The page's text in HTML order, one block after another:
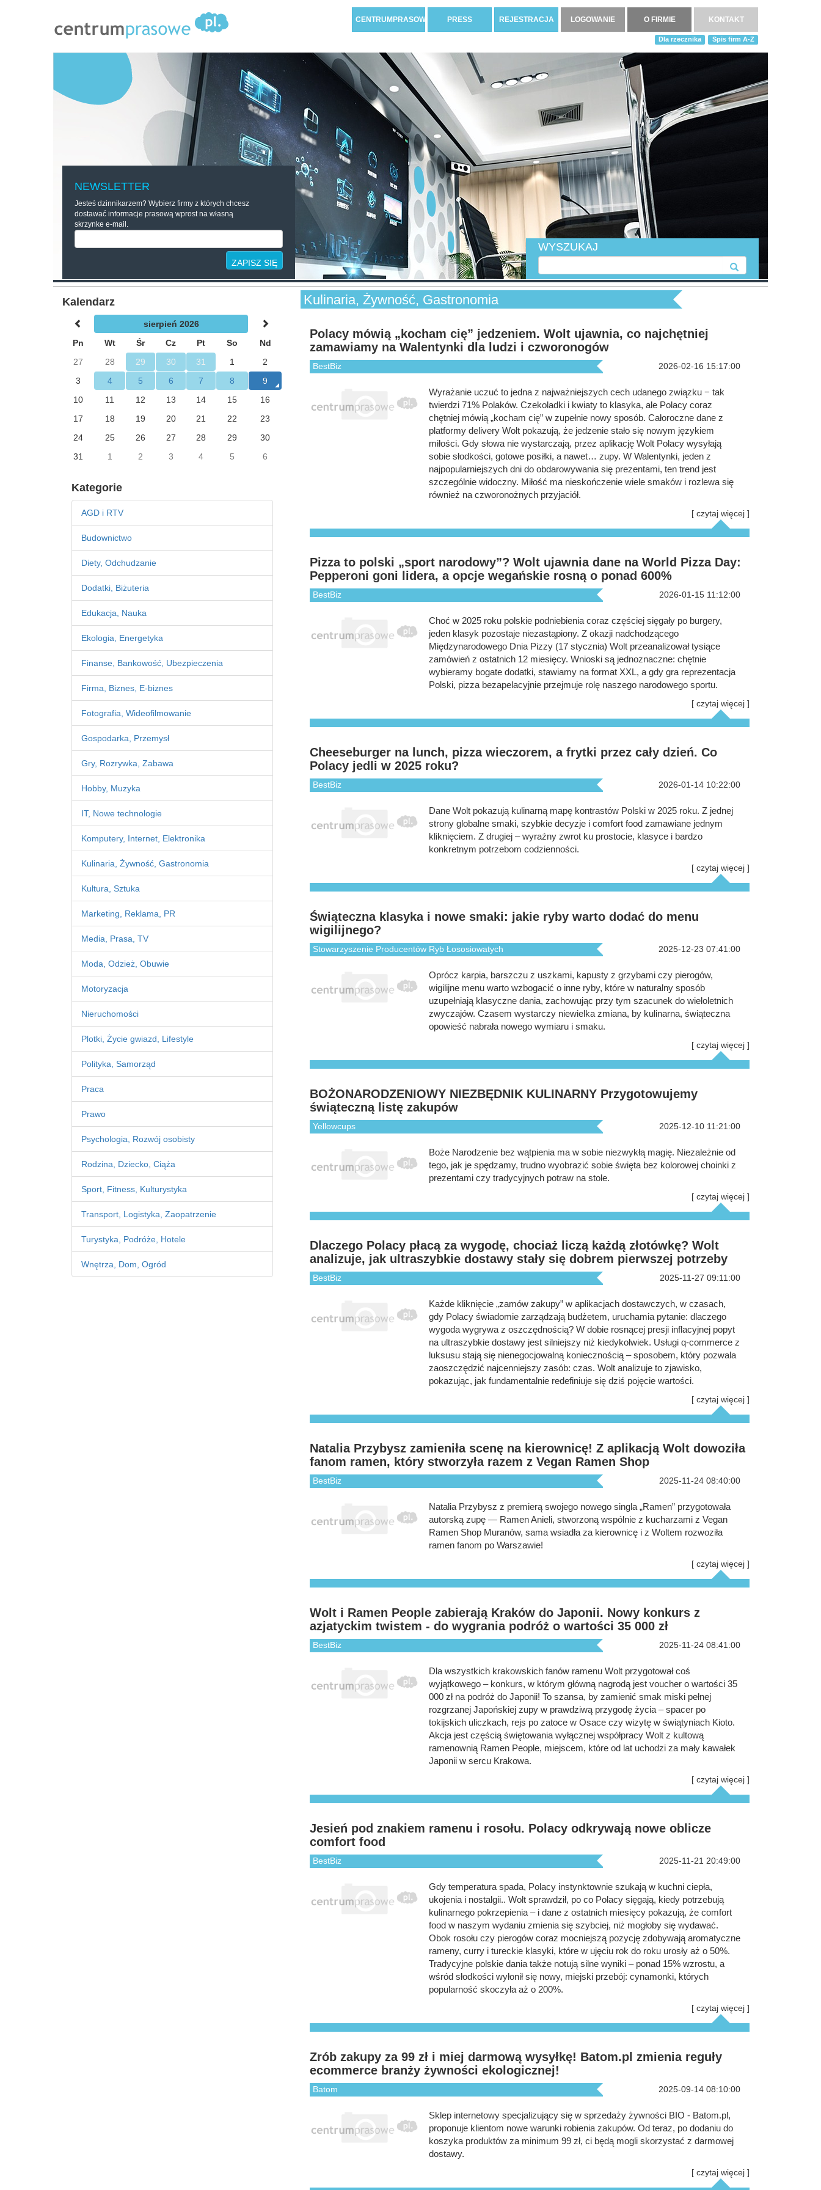
CENTRUMPRASOWE PRESS REJESTRACJA LOGOWANIE O FIRMIE KONTAKT
Spis firm A-Z
Dla rzecznika
NEWSLETTER
Jesteś dzinnikarzem? Wybierz firmy z których chcesz
dostawać informacje prasową wprost na własną
skrzynke e-mail.
ZAPISZ SIĘ
WYSZUKAJ
Kalendarz
sierpień 2026
Pn
Wt Śr Cz Pt So
Nd
27
28 29 30 31 1
2
3
4 5 6 7 8
9
10
11 12 13 14 15
16
17
18 19 20 21 22
23
24
25 26 27 28 29
30
31
1 2 3 4 5 6
Kategorie
AGD i RTV
Budownictwo
Diety, Odchudzanie
Dodatki, Biżuteria
Edukacja, Nauka
Ekologia, Energetyka
Finanse, Bankowość, Ubezpieczenia
Firma, Biznes, E-biznes
Fotografia, Wideofilmowanie
Gospodarka, Przemysł
Gry, Rozrywka, Zabawa
Hobby, Muzyka
IT, Nowe technologie
Komputery, Internet, Elektronika
Kulinaria, Żywność, Gastronomia
Kultura, Sztuka
Marketing, Reklama, PR
Media, Prasa, TV
Moda, Odzież, Obuwie
Motoryzacja
Nieruchomości
Plotki, Życie gwiazd, Lifestyle
Polityka, Samorząd
Praca
Prawo
Psychologia, Rozwój osobisty
Rodzina, Dziecko, Ciąża
Sport, Fitness, Kulturystyka
Transport, Logistyka, Zaopatrzenie
Turystyka, Podróże, Hotele
Wnętrza, Dom, Ogród
Kulinaria, Żywność, Gastronomia
Polacy mówią „kocham cię” jedzeniem. Wolt ujawnia, co najchętniej
zamawiamy na Walentynki dla ludzi i czworonogów
BestBiz 2026-02-16 15:17:00
Wyrażanie uczuć to jedna z najważniejszych cech udanego związku − tak
twierdzi 71% Polaków. Czekoladki i kwiaty to klasyka, ale Polacy coraz
chętniej mówią „kocham cię” w zupełnie nowy sposób. Całoroczne dane z
platformy delivery Wolt pokazują, że jedzenie stało się nowym językiem
miłości. Gdy słowa nie wystarczają, przez aplikację Wolt Polacy wysyłają
sobie słodkości, gotowe posiłki, a nawet… zupy. W Walentynki, jeden z
najpopularniejszych dni do obdarowywania się prezentami, ten trend jest
szczególnie widoczny. Miłość ma nieskończenie wiele smaków i rozlewa się
również na czworonożnych przyjaciół.
[ czytaj więcej ]
Pizza to polski „sport narodowy”? Wolt ujawnia dane na World Pizza Day:
Pepperoni goni lidera, a opcje wegańskie rosną o ponad 600%
BestBiz 2026-01-15 11:12:00
Choć w 2025 roku polskie podniebienia coraz częściej sięgały po burgery,
jeden klasyk pozostaje niezastąpiony. Z okazji nadchodzącego
Międzynarodowego Dnia Pizzy (17 stycznia) Wolt przeanalizował tysiące
zamówień z ostatnich 12 miesięcy. Wnioski są jednoznaczne: chętnie
wybieramy bogate dodatki, stawiamy na format XXL, a gdy gra reprezentacja
Polski, pizza bezapelacyjnie przejmuje rolę naszego narodowego sportu.
[ czytaj więcej ]
Cheeseburger na lunch, pizza wieczorem, a frytki przez cały dzień. Co
Polacy jedli w 2025 roku?
BestBiz 2026-01-14 10:22:00
Dane Wolt pokazują kulinarną mapę kontrastów Polski w 2025 roku. Z jednej
strony globalne smaki, szybkie decyzje i comfort food zamawiane jednym
kliknięciem. Z drugiej – wyraźny zwrot ku prostocie, klasyce i bardzo
konkretnym potrzebom codzienności.
[ czytaj więcej ]
Świąteczna klasyka i nowe smaki: jakie ryby warto dodać do menu
wigilijnego?
Stowarzyszenie Producentów Ryb Łososiowatych 2025-12-23 07:41:00
Oprócz karpia, barszczu z uszkami, kapusty z grzybami czy pierogów,
wigilijne menu warto wzbogacić o inne ryby, które w naturalny sposób
uzupełniają klasyczne dania, zachowując przy tym szacunek do wieloletnich
zwyczajów. Czasem wystarczy niewielka zmiana, by kulinarna, świąteczna
opowieść nabrała nowego wymiaru i smaku.
[ czytaj więcej ]
BOŻONARODZENIOWY NIEZBĘDNIK KULINARNY Przygotowujemy
świąteczną listę zakupów
Yellowcups 2025-12-10 11:21:00
Boże Narodzenie bez wątpienia ma w sobie niezwykłą magię. Niezależnie od
tego, jak je spędzamy, trudno wyobrazić sobie święta bez kolorowej choinki z
prezentami czy tradycyjnych potraw na stole.
[ czytaj więcej ]
Dlaczego Polacy płacą za wygodę, chociaż liczą każdą złotówkę? Wolt
analizuje, jak ultraszybkie dostawy stały się dobrem pierwszej potrzeby
BestBiz 2025-11-27 09:11:00
Każde kliknięcie „zamów zakupy” w aplikacjach dostawczych, w czasach,
gdy Polacy świadomie zarządzają budżetem, uruchamia pytanie: dlaczego
wygoda wygrywa z oszczędnością? W dobie rosnącej presji inflacyjnej popyt
na ultraszybkie dostawy jest silniejszy niż kiedykolwiek. Usługi q-commerce z
luksusu stają się nienegocjowalną koniecznością – sposobem, który pozwala
zaoszczędzić najcenniejszy zasób: czas. Wolt analizuje to zjawisko,
pokazując, jak fundamentalnie redefiniuje się dziś pojęcie wartości.
[ czytaj więcej ]
Natalia Przybysz zamieniła scenę na kierownicę! Z aplikacją Wolt dowoziła
fanom ramen, który stworzyła razem z Vegan Ramen Shop
BestBiz 2025-11-24 08:40:00
Natalia Przybysz z premierą swojego nowego singla „Ramen” przygotowała
autorską zupę — Ramen Anieli, stworzoną wspólnie z kucharzami z Vegan
Ramen Shop Muranów, sama wsiadła za kierownicę i z Woltem rozwoziła
ramen fanom po Warszawie!
[ czytaj więcej ]
Wolt i Ramen People zabierają Kraków do Japonii. Nowy konkurs z
azjatyckim twistem - do wygrania podróż o wartości 35 000 zł
BestBiz 2025-11-24 08:41:00
Dla wszystkich krakowskich fanów ramenu Wolt przygotował coś
wyjątkowego – konkurs, w którym główną nagrodą jest voucher o wartości 35
000 zł na podróż do Japonii! To szansa, by zamienić smak miski pełnej
rozgrzanej Japońskiej zupy w prawdziwą przygodę życia – spacer po
tokijskich uliczkach, rejs po zatoce w Osace czy wizytę w świątyniach Kioto.
Akcja jest częścią świętowania wyłącznej współpracy Wolt z kultową
ramenownią Ramen People, miejscem, które od lat uchodzi za mały kawałek
Japonii w sercu Krakowa.
[ czytaj więcej ]
Jesień pod znakiem ramenu i rosołu. Polacy odkrywają nowe oblicze
comfort food
BestBiz 2025-11-21 20:49:00
Gdy temperatura spada, Polacy instynktownie szukają w kuchni ciepła,
ukojenia i nostalgii.. Wolt sprawdził, po co Polacy sięgają, kiedy potrzebują
kulinarnego pokrzepienia – i dane z ostatnich miesięcy pokazują, że comfort
food w naszym wydaniu zmienia się szybciej, niż mogłoby się wydawać.
Obok rosołu czy pierogów coraz mocniejszą pozycję zdobywają aromatyczne
rameny, curry i tureckie klasyki, które w ujęciu rok do roku urosły aż o 50%.
Tradycyjne polskie dania także notują silne wyniki – ponad 15% wzrostu, a
wśród słodkości wyłonił się nowy, miejski przebój: cynamonki, których
popularność skoczyła aż o 200%.
[ czytaj więcej ]
Zrób zakupy za 99 zł i miej darmową wysyłkę! Batom.pl zmienia reguły
ecommerce branży żywności ekologicznej!
Batom 2025-09-14 08:10:00
Sklep internetowy specjalizujący się w sprzedaży żywności BIO - Batom.pl,
proponuje klientom nowe warunki robienia zakupów. Od teraz, po dodaniu do
koszyka produktów za minimum 99 zł, ci będą mogli skorzystać z darmowej
dostawy.
[ czytaj więcej ]